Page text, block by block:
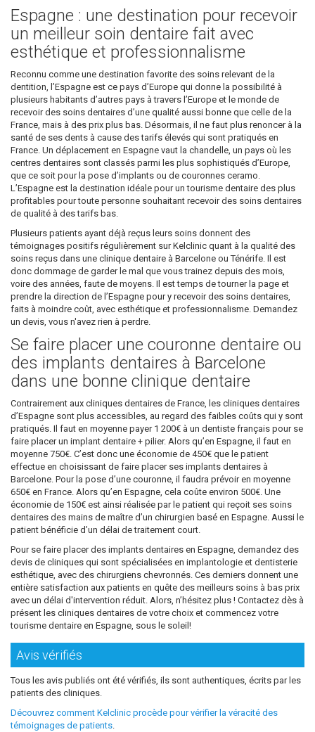
Espagne : une destination pour recevoir
un meilleur soin dentaire fait avec
esthétique et professionnalisme
Reconnu comme une destination favorite des soins relevant de la
dentition, l’Espagne est ce pays d’Europe qui donne la possibilité à
plusieurs habitants d’autres pays à travers l’Europe et le monde de
recevoir des soins dentaires d’une qualité aussi bonne que celle de la
France, mais à des prix plus bas. Désormais, il ne faut plus renoncer à la
santé de ses dents à cause des tarifs élevés qui sont pratiqués en
France. Un déplacement en Espagne vaut la chandelle, un pays où les
centres dentaires sont classés parmi les plus sophistiqués d’Europe,
que ce soit pour la pose d’implants ou de couronnes ceramo.
L’Espagne est la destination idéale pour un tourisme dentaire des plus
profitables pour toute personne souhaitant recevoir des soins dentaires
de qualité à des tarifs bas.
Plusieurs patients ayant déjà reçus leurs soins donnent des
témoignages positifs régulièrement sur Kelclinic quant à la qualité des
soins reçus dans une clinique dentaire à Barcelone ou Ténérife. Il est
donc dommage de garder le mal que vous trainez depuis des mois,
voire des années, faute de moyens. Il est temps de tourner la page et
prendre la direction de l’Espagne pour y recevoir des soins dentaires,
faits à moindre coût, avec esthétique et professionnalisme. Demandez
un devis, vous n'avez rien à perdre.
Se faire placer une couronne dentaire ou
des implants dentaires à Barcelone
dans une bonne clinique dentaire
Contrairement aux cliniques dentaires de France, les cliniques dentaires
d’Espagne sont plus accessibles, au regard des faibles coûts qui y sont
pratiqués. Il faut en moyenne payer 1 200€ à un dentiste français pour se
faire placer un implant dentaire + pilier. Alors qu’en Espagne, il faut en
moyenne 750€. C’est donc une économie de 450€ que le patient
effectue en choisissant de faire placer ses implants dentaires à
Barcelone. Pour la pose d’une couronne, il faudra prévoir en moyenne
650€ en France. Alors qu’en Espagne, cela coûte environ 500€. Une
économie de 150€ est ainsi réalisée par le patient qui reçoit ses soins
dentaires des mains de maître d’un chirurgien basé en Espagne. Aussi le
patient bénéficie d’un délai de traitement court.
Pour se faire placer des implants dentaires en Espagne, demandez des
devis de cliniques qui sont spécialisées en implantologie et dentisterie
esthétique, avec des chirurgiens chevronnés. Ces derniers donnent une
entière satisfaction aux patients en quête des meilleurs soins à bas prix
avec un délai d'intervention réduit. Alors, n’hésitez plus ! Contactez dès à
présent les cliniques dentaires de votre choix et commencez votre
tourisme dentaire en Espagne, sous le soleil!
Avis vérifiés
Tous les avis publiés ont été vérifiés, ils sont authentiques, écrits par les
patients des cliniques.
Découvrez comment Kelclinic procède pour vérifier la véracité des
témoignages de patients.